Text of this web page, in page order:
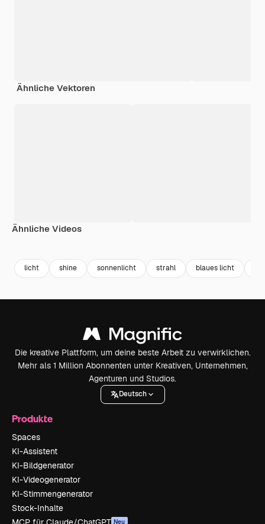
Ähnliche Vektoren
Ähnliche Videos
licht shine sonnenlicht strahl blaues licht
Die kreative Plattform, um deine beste Arbeit zu verwirklichen.
Mehr als 1 Million Abonnenten unter Kreativen, Unternehmen,
Agenturen und Studios.
Deutsch
Produkte
Spaces
KI-Assistent
KI-Bildgenerator
KI-Videogenerator
KI-Stimmengenerator
Stock-Inhalte
Neu